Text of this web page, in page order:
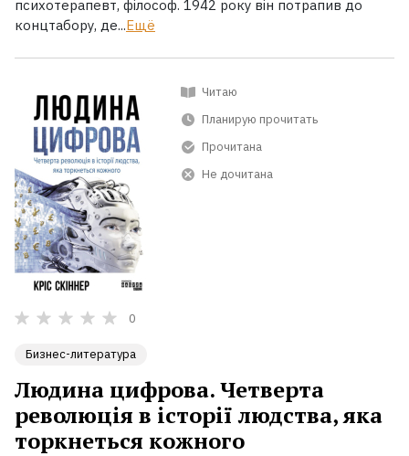
психотерапевт, філософ. 1942 року він потрапив до
концтабору, де...Ещё
Читаю
Планирую прочитать
Прочитана
Не дочитана
0
Бизнес-литература
Людина цифрова. Четверта
революція в історії людства, яка
торкнеться кожного